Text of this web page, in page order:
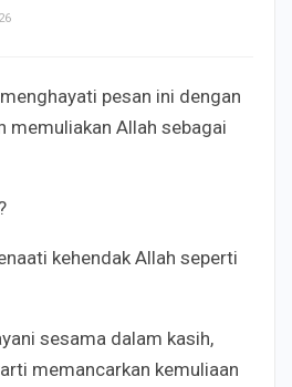
pesan ini dengan
memuliakan Allah sebagai
kehendak Allah seperti
sesama dalam kasih,
memancarkan kemuliaan